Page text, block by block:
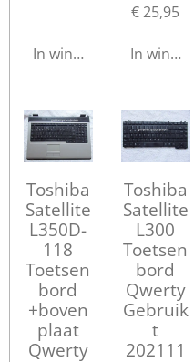
In winkelwagen
€ 25,95
In
Toshiba
Satellite
L350D-
118
Toetsen
bord
+boven
plaat
Qwerty
Toshiba
Satellite
L300
Toetsen
bord
Qwerty
Gebruik
t
202111